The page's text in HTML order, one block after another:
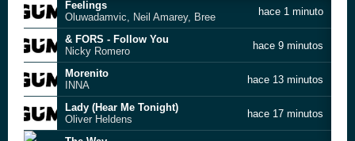
Feelings
Oluwadamvic, Neil Amarey, Bree
hace 1 minuto
& FORS - Follow You
Nicky Romero
hace 9 minutos
Morenito
INNA
hace 13 minutos
Lady (Hear Me Tonight)
Oliver Heldens
hace 17 minutos